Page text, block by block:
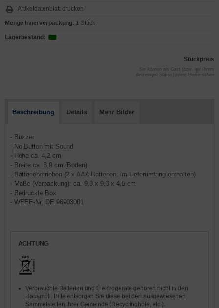
Artikeldatenblatt drucken
Menge Innerverpackung: 1 Stück
Lagerbestand:
Stückpreis
Sie können als Gast (bzw. mit Ihrem
derzeitigen Status) keine Preise sehen
Beschreibung Details Mehr Bilder
- Buzzer
- No Button mit Sound
- Höhe ca. 4,2 cm
- Breite ca. 8,9 cm (Boden)
- Batteriebetrieben (2 x AAA Batterien, im Lieferumfang enthalten)
- Maße (Verpackung): ca. 9,3 x 9,3 x 4,5 cm
- Bedruckte Box
- WEEE-Nr: DE 96903001
ACHTUNG
Verbrauchte Batterien und Elektrogeräte gehören nicht in den
Hausmüll. Bitte entsorgen Sie diese bei den ausgewiesenen
Sammelstellen Ihrer Gemeinde (Recyclinghöfe, etc.).